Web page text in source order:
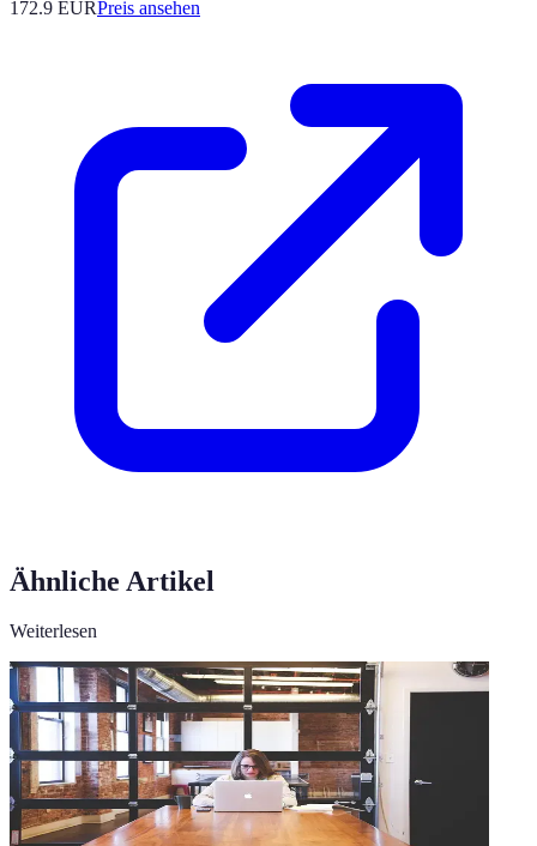
172.9 EURPreis ansehen
Ähnliche Artikel
Weiterlesen